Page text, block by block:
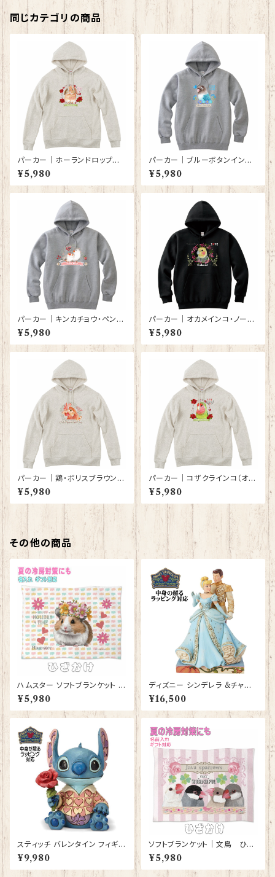
同じカテゴリの商品
パーカー｜ホーランドロップイ
ヤーラビット（オートミール色）
【型番 P-139】
¥5,980
パーカー｜ブルーボタンインコ
（グレー）【型番 P-143】KYAPI
Art きゃぴあーと
¥5,980
パーカー｜キンカチョウ・ペンギ
ン（グレー）【型番 P-142】
¥5,980
パーカー｜オカメインコ・ノーマ
ル（黒）【型番 P-65】
¥5,980
パーカー｜鶏・ボリスブラウン
（オートミール色）【型番 P-140】
¥5,980
パーカー｜コザクラインコ（オー
トミール色）【型番 P-141】
¥5,980
その他の商品
ハムスター ソフトブランケット グ
ッズ ひざかけ 毛布 雑貨 誕生日
プレゼント ギフト【型番 SB-10
007】お花の王冠
¥5,980
ディズニー シンデレラ &チャー
ミング王子 フィギュア プレゼン
ト ギフト グッズ 誕生日 人形 置
物 ジムショア グッズ Disney T
暦祝い お祝い 結婚記念日 JIM
SHORE ディズニーランド ディ
ズニーシー ディズニーワールド
¥16,500
スティッチ バレンタイン フィギュ
ア プレゼント ギフト グッズ 誕生
日プレゼント 人形 置物 ジムシ
ョア グッズ Disney Tradition
¥9,980
ソフトブランケット｜文鳥 ひざ
かけ 毛布 白文鳥 シルバー文鳥
シナモン文鳥【型番 SB-４００
０】ピンク
¥5,980